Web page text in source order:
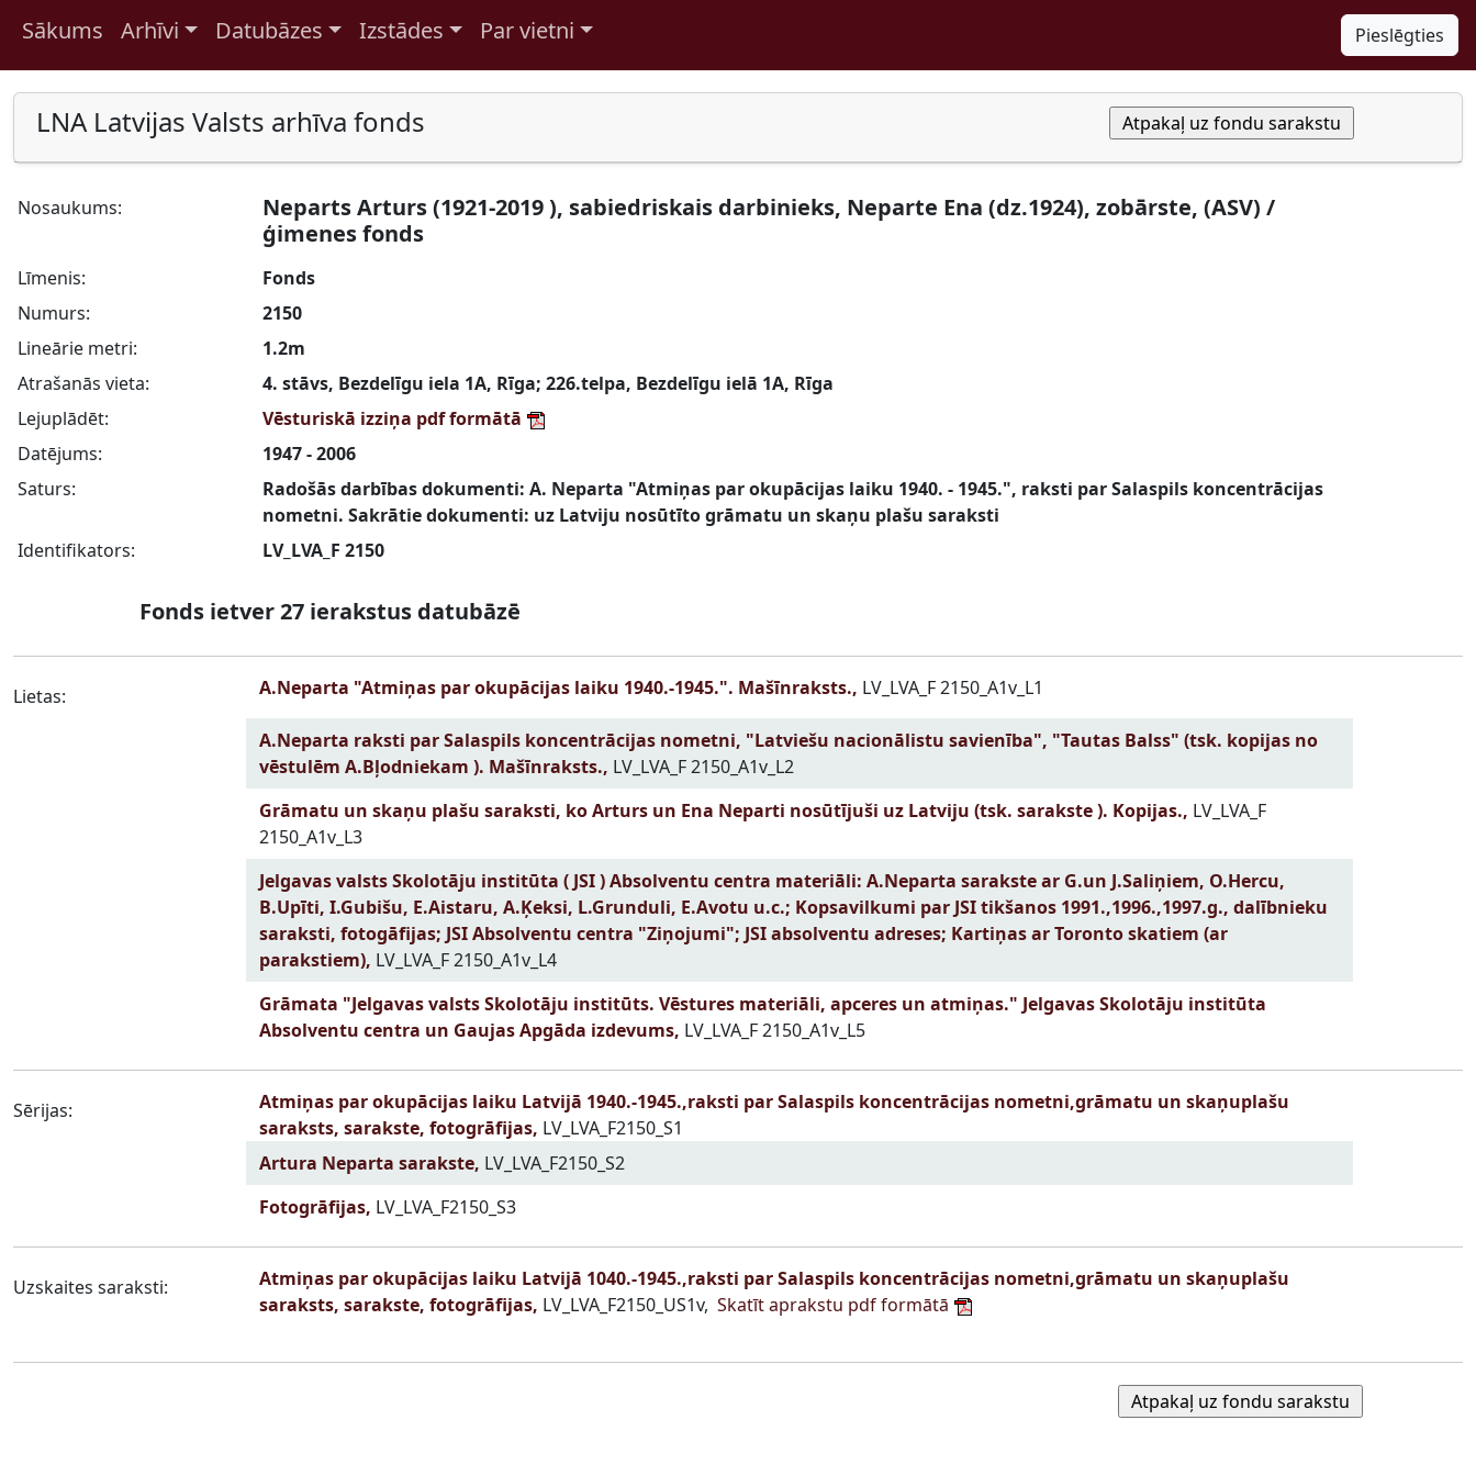
Pāriet uz saturu
Sākums Arhīvi Datubāzes Izstādes Par vietni Pieslēgties
LNA Latvijas Valsts arhīva fonds
Nosaukums:
Neparts Arturs (1921-2019 ), sabiedriskais darbinieks, Neparte Ena (dz.1924), zobārste, (ASV) /
ģimenes fonds
Līmenis:
Fonds
Numurs:
2150
Lineārie metri:
1.2m
Atrašanās vieta:
4. stāvs, Bezdelīgu iela 1A, Rīga; 226.telpa, Bezdelīgu ielā 1A, Rīga
Lejuplādēt:
Vēsturiskā izziņa pdf formātā
Datējums:
1947 - 2006
Saturs:
Radošās darbības dokumenti: A. Neparta "Atmiņas par okupācijas laiku 1940. - 1945.", raksti par Salaspils koncentrācijas
nometni. Sakrātie dokumenti: uz Latviju nosūtīto grāmatu un skaņu plašu saraksti
Identifikators:
LV_LVA_F 2150
Fonds ietver 27 ierakstus datubāzē
Lietas: A.Neparta "Atmiņas par okupācijas laiku 1940.-1945.". Mašīnraksts., LV_LVA_F 2150_A1v_L1
A.Neparta raksti par Salaspils koncentrācijas nometni, "Latviešu nacionālistu savienība", "Tautas Balss" (tsk. kopijas no
vēstulēm A.Bļodniekam ). Mašīnraksts., LV_LVA_F 2150_A1v_L2
Grāmatu un skaņu plašu saraksti, ko Arturs un Ena Neparti nosūtījuši uz Latviju (tsk. sarakste ). Kopijas., LV_LVA_F
2150_A1v_L3
Jelgavas valsts Skolotāju institūta ( JSI ) Absolventu centra materiāli: A.Neparta sarakste ar G.un J.Saliņiem, O.Hercu,
B.Upīti, I.Gubišu, E.Aistaru, A.Ķeksi, L.Grunduli, E.Avotu u.c.; Kopsavilkumi par JSI tikšanos 1991.,1996.,1997.g., dalībnieku
saraksti, fotogāfijas; JSI Absolventu centra "Ziņojumi"; JSI absolventu adreses; Kartiņas ar Toronto skatiem (ar
parakstiem), LV_LVA_F 2150_A1v_L4
Grāmata "Jelgavas valsts Skolotāju institūts. Vēstures materiāli, apceres un atmiņas." Jelgavas Skolotāju institūta
Absolventu centra un Gaujas Apgāda izdevums, LV_LVA_F 2150_A1v_L5
Sērijas:
Atmiņas par okupācijas laiku Latvijā 1940.-1945.,raksti par Salaspils koncentrācijas nometni,grāmatu un skaņuplašu
saraksts, sarakste, fotogrāfijas, LV_LVA_F2150_S1
Artura Neparta sarakste, LV_LVA_F2150_S2
Fotogrāfijas, LV_LVA_F2150_S3
Uzskaites saraksti:
Atmiņas par okupācijas laiku Latvijā 1040.-1945.,raksti par Salaspils koncentrācijas nometni,grāmatu un skaņuplašu
saraksts, sarakste, fotogrāfijas, LV_LVA_F2150_US1v, Skatīt aprakstu pdf formātā